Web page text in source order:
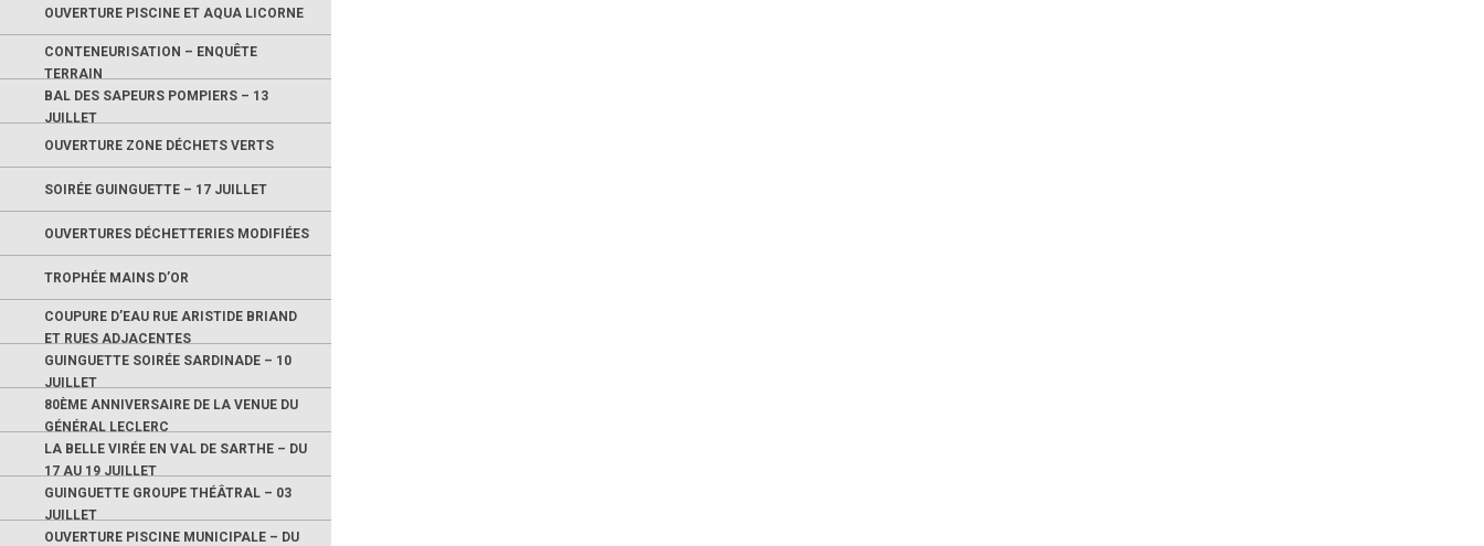
OUVERTURE PISCINE ET AQUA LICORNE
CONTENEURISATION – ENQUÊTE
TERRAIN
BAL DES SAPEURS POMPIERS – 13
JUILLET
OUVERTURE ZONE DÉCHETS VERTS
SOIRÉE GUINGUETTE – 17 JUILLET
OUVERTURES DÉCHETTERIES MODIFIÉES
TROPHÉE MAINS D’OR
COUPURE D’EAU RUE ARISTIDE BRIAND
ET RUES ADJACENTES
GUINGUETTE SOIRÉE SARDINADE – 10
JUILLET
80ÈME ANNIVERSAIRE DE LA VENUE DU
GÉNÉRAL LECLERC
LA BELLE VIRÉE EN VAL DE SARTHE – DU
17 AU 19 JUILLET
GUINGUETTE GROUPE THÉÂTRAL – 03
JUILLET
OUVERTURE PISCINE MUNICIPALE – DU